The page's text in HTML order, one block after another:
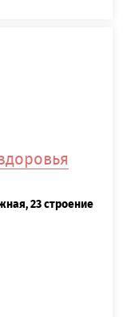
23 строение